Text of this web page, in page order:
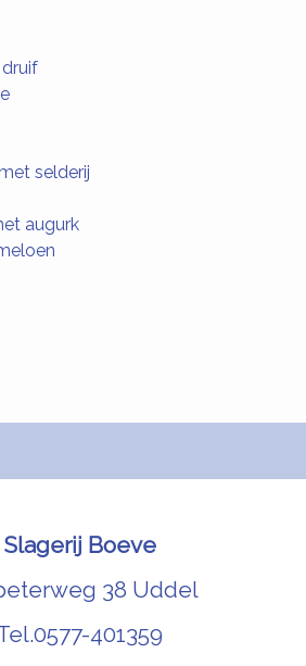
selderij
augurk
Slagerij Boeve
38 Uddel
0577-401359